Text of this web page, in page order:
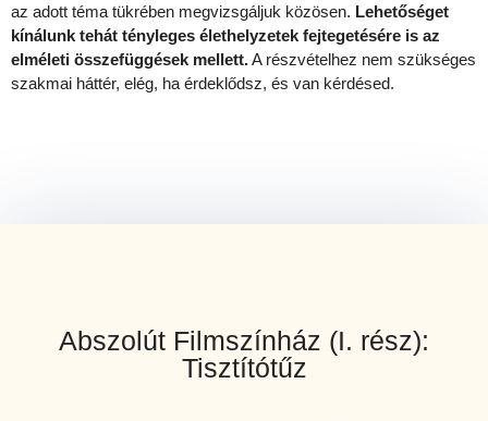
az adott téma tükrében megvizsgáljuk közösen. Lehetőséget
kínálunk tehát tényleges élethelyzetek fejtegetésére is az
elméleti összefüggések mellett.A részvételhez nem szükséges
szakmai háttér, elég, ha érdeklődsz, és van kérdésed.
Abszolút Filmszínház (I. rész):
Tisztítótűz